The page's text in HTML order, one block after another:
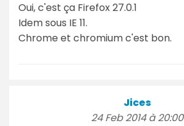
Oui, c'est ça Firefox 27.0.1
Idem sous IE 11.
Chrome et chromium c'est bon.
Jices
24 Feb 2014 à 20:00